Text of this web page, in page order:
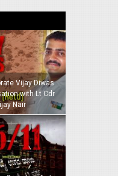
Vijay Diwas
with Lt Cdr
Nair